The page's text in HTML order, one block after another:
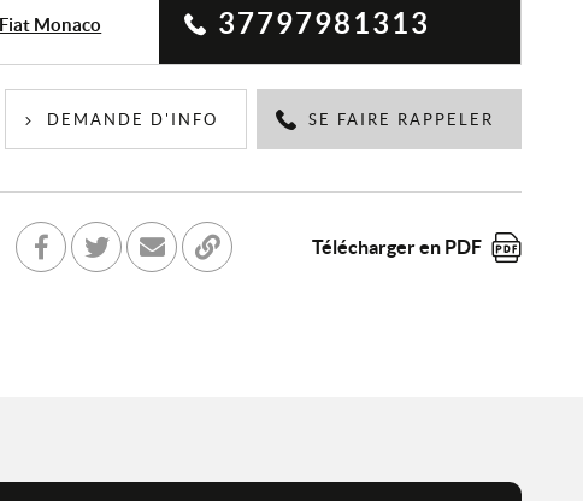
Monaco 37797981313
DEMANDE D'INFO SE FAIRE RAPPELER
Télécharger en PDF